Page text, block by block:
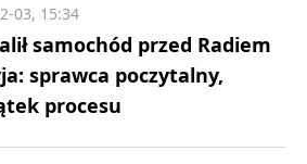
samochód przed Radiem
sprawca poczytalny,
procesu
03, 15:34